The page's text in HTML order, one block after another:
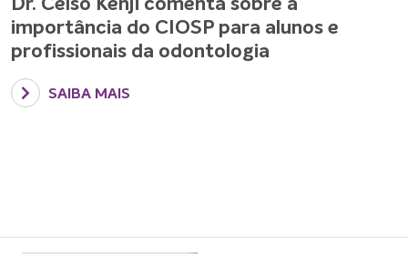
Dr. Celso Kenji comenta sobre a
importância do CIOSP para alunos e
profissionais da odontologia
01/07/2022
SAIBA MAIS